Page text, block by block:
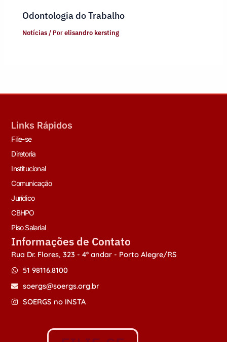
Odontologia do Trabalho
Notícias/ Porelisandro kersting
Links Rápidos
Filie-se
Diretoria
Institucional
Comunicação
Jurídico
CBHPO
Piso Salarial
Informações de Contato
Rua Dr. Flores, 323 - 4º andar - Porto Alegre/RS
51 98116.8100
soergs@soergs.org.br
SOERGS no INSTA